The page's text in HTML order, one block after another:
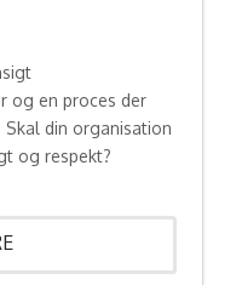
og en proces der
din organisation
og respekt?